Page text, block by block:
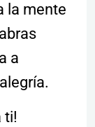
la mente
a
ti!